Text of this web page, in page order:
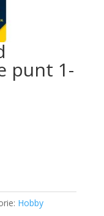
punt 1-
Hobby